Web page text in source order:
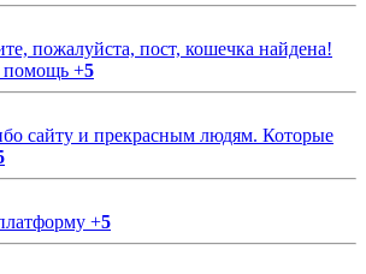
пожалуйста, пост, кошечка найдена!
помощь +5
сайту и прекрасным людям. Которые
+5